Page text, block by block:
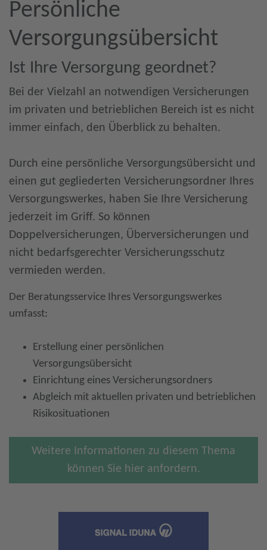
Persönliche
Versorgungsübersicht
Ist Ihre Versorgung geordnet?
Bei der Vielzahl an notwendigen Versicherungen
im privaten und betrieblichen Bereich ist es nicht
immer einfach, den Überblick zu behalten.
Durch eine persönliche Versorgungsübersicht und
einen gut gegliederten Versicherungsordner Ihres
Versorgungswerkes, haben Sie Ihre Versicherung
jederzeit im Griff. So können
Doppelversicherungen, Überversicherungen und
nicht bedarfsgerechter Versicherungsschutz
vermieden werden.
Der Beratungsservice Ihres Versorgungswerkes
umfasst:
Erstellung einer persönlichen
Versorgungsübersicht
Einrichtung eines Versicherungsordners
Abgleich mit aktuellen privaten und betrieblichen
Risikosituationen
Weitere Informationen zu diesem Thema
können Sie hier anfordern.